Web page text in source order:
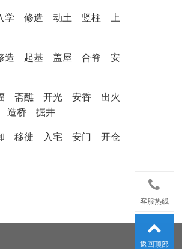
入学 修造 动土 竖柱 上
修造 起基 盖屋 合脊 安
福 斋醮 开光 安香 出火
桥 掘井
卸 移徙 入宅 安门 开仓
客服热线
返回顶部